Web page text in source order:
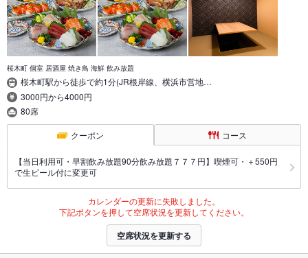
桜木町 個室 居酒屋 焼き鳥 海鮮 飲み放題
桜木町駅から徒歩で約1分(JR根岸線、横浜市営地…
3000円から4000円
80席
クーポン コース
【当日利用可・早割飲み放題90分飲み放題７７７円】喫煙可・＋550円
で生ビール付に変更可
カレンダーの更新に失敗しました。
下記ボタンを押して空席状況を更新してください。
空席状況を更新する